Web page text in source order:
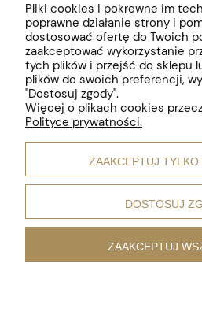
Moje konto
Płatności i dostawa
Informacje
O nas
Motywy biżuterii
Pliki cookies i pokrewne im
poprawne działanie strony i
dostosować ofertę do Twoich
zaakceptować wykorzystanie
tych plików i przejść do sklepu
plików do swoich preferencji,
"Dostosuj zgody".
Więcej o plikach cookies
Polityce prywatności.
ZAAKCEPTUJ TYLKO
DOSTOSUJ
ZAAKCEPTUJ